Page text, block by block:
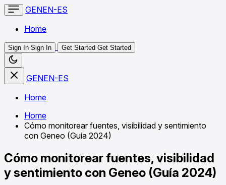
GENEN-ES
Home
Sign In Sign In Get Started Get Started
GENEN-ES
Home
Home
Cómo monitorear fuentes, visibilidad y sentimiento
con Geneo (Guía 2024)
Cómo monitorear fuentes, visibilidad
y sentimiento con Geneo (Guía 2024)